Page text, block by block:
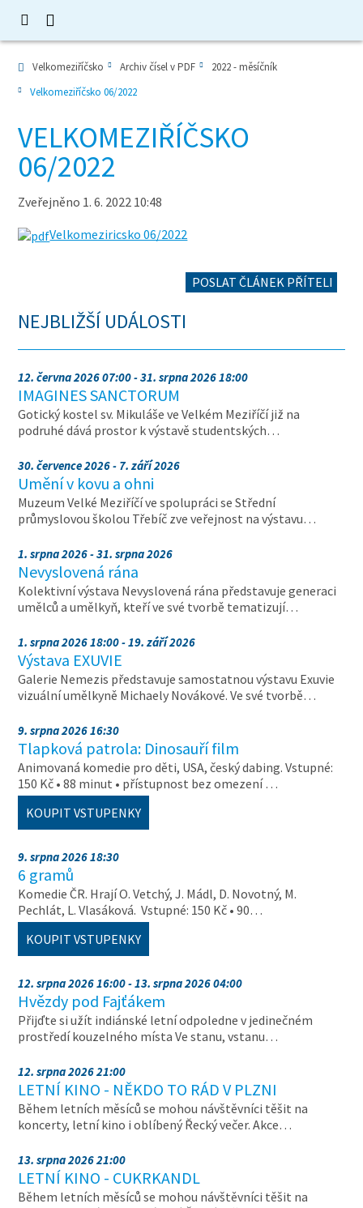
Velkomeziříčsko Archiv čísel v PDF
2022 - měsíčník
Velkomeziříčsko 06/2022
VELKOMEZIŘÍČSKO
06/2022
Zveřejněno 1. 6. 2022 10:48
Velkomeziricsko 06/2022
POSLAT ČLÁNEK PŘÍTELI
NEJBLIŽŠÍ UDÁLOSTI
12. června 2026 07:00 - 31. srpna 2026 18:00
IMAGINES SANCTORUM
Gotický kostel sv. Mikuláše ve Velkém Meziříčí již na
podruhé dává prostor k výstavě studentských…
30. července 2026 - 7. září 2026
Umění v kovu a ohni
Muzeum Velké Meziříčí ve spolupráci se Střední
průmyslovou školou Třebíč zve veřejnost na výstavu…
1. srpna 2026 - 31. srpna 2026
Nevyslovená rána
Kolektivní výstava Nevyslovená rána představuje generaci
umělců a umělkyň, kteří ve své tvorbě tematizují…
1. srpna 2026 18:00 - 19. září 2026
Výstava EXUVIE
Galerie Nemezis představuje samostatnou výstavu Exuvie
vizuální umělkyně Michaely Novákové. Ve své tvorbě…
9. srpna 2026 16:30
Tlapková patrola: Dinosauří film
Animovaná komedie pro děti, USA, český dabing. Vstupné:
150 Kč • 88 minut • přístupnost bez omezení …
KOUPIT VSTUPENKY
9. srpna 2026 18:30
6 gramů
Komedie ČR. Hrají O. Vetchý, J. Mádl, D. Novotný, M.
Pechlát, L. Vlasáková. Vstupné: 150 Kč • 90…
KOUPIT VSTUPENKY
12. srpna 2026 16:00 - 13. srpna 2026 04:00
Hvězdy pod Fajťákem
Přijďte si užít indiánské letní odpoledne v jedinečném
prostředí kouzelného místa Ve stanu, vstanu…
12. srpna 2026 21:00
LETNÍ KINO - NĚKDO TO RÁD V PLZNI
Během letních měsíců se mohou návštěvníci těšit na
koncerty, letní kino i oblíbený Řecký večer. Akce…
13. srpna 2026 21:00
LETNÍ KINO - CUKRKANDL
Během letních měsíců se mohou návštěvníci těšit na